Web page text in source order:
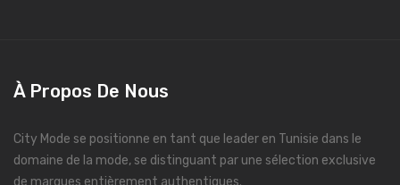
À Propos De Nous
City Mode se positionne en tant que leader en Tunisie dans le
domaine de la mode, se distinguant par une sélection exclusive
de marques entièrement authentiques.